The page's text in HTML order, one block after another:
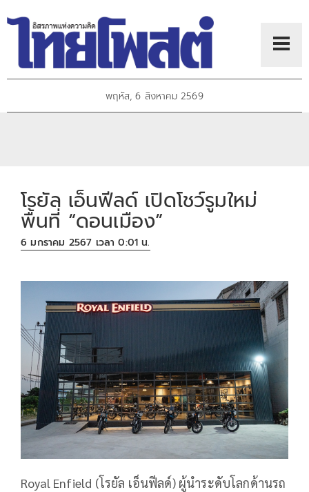
พฤหัส, 6 สิงหาคม 2569
โรยัล เอ็นฟีลด์ เปิดโชว์รูมใหม่
พื้นที่ “ดอนเมือง”
6 มกราคม 2567 เวลา 0:01 น.
Royal Enfield (โรยัล เอ็นฟีลด์) ผู้นำระดับโลกด้านรถ